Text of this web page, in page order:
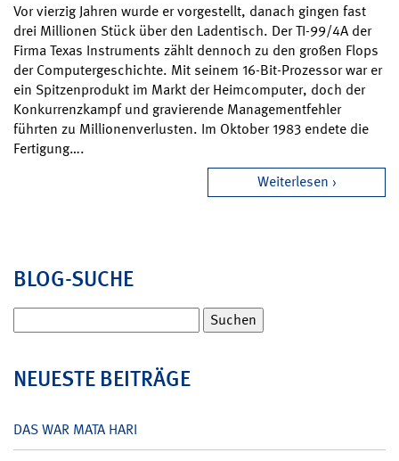
Vor vierzig Jahren wurde er vorgestellt, danach gingen fast
drei Millionen Stück über den Ladentisch. Der TI-99/4A der
Firma Texas Instruments zählt dennoch zu den großen Flops
der Computergeschichte. Mit seinem 16-Bit-Prozessor war er
ein Spitzenprodukt im Markt der Heimcomputer, doch der
Konkurrenzkampf und gravierende Managementfehler
führten zu Millionenverlusten. Im Oktober 1983 endete die
Fertigung….
Weiterlesen
BLOG-SUCHE
nach:
NEUESTE BEITRÄGE
DAS WAR MATA HARI